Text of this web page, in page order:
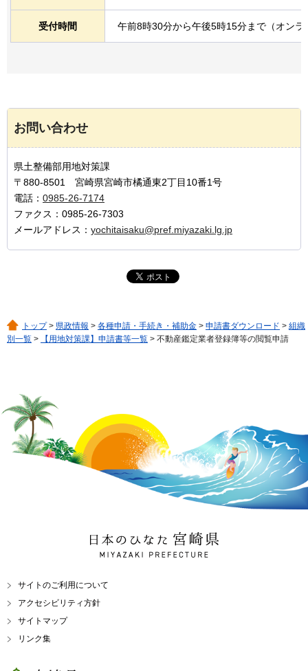
受付時間 午前8時30分から午後5時15分まで（オンラ
お問い合わせ
県土整備部用地対策課
〒880-8501 宮崎県宮崎市橘通東2丁目10番1号
電話： 0985-26-7174
ファクス：0985-26-7303
メールアドレス： yochitaisaku@pref.miyazaki.lg.jp
トップ> 県政情報 > 各種申請・手続き・補助金 > 申請書ダウンロード > 組織
別一覧 > 【用地対策課】申請書等一覧 > 不動産鑑定業者登録簿等の閲覧申請
日本のひなた 宮崎県
MIYAZAKI PREFECTURE
サイトのご利用について
アクセシビリティ方針
サイトマップ
リンク集